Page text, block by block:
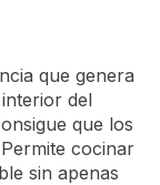
que genera
del
que los
cocinar
sin apenas